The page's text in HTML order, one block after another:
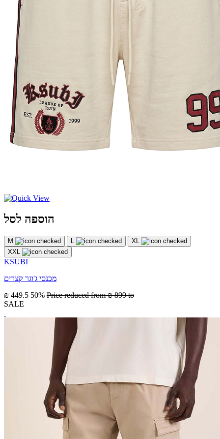
הוספה לסל
M
XL
XXL
KSUBI
מכנסי ג'וגר קצרים
₪ 449.5 50% Price reduced from₪ 899 to
SALE